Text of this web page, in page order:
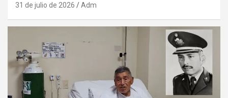
31 de julio de 2026 Adm